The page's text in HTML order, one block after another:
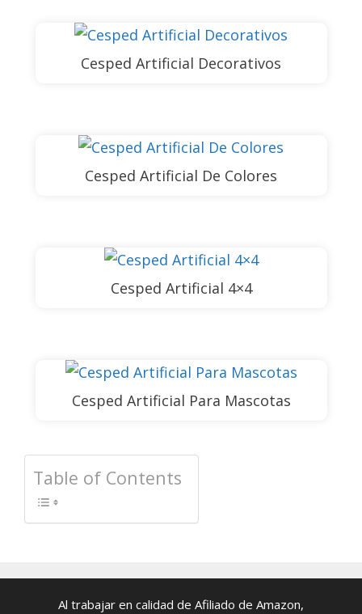
Cesped Artificial Decorativos
Cesped Artificial De Colores
Cesped Artificial 4×4
Cesped Artificial Para Mascotas
Table of Contents
Al trabajar en calidad de Afiliado de Amazon,